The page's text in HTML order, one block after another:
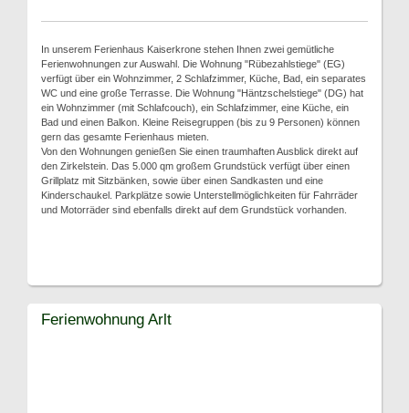
In unserem Ferienhaus Kaiserkrone stehen Ihnen zwei gemütliche
Ferienwohnungen zur Auswahl. Die Wohnung "Rübezahlstiege" (EG)
verfügt über ein Wohnzimmer, 2 Schlafzimmer, Küche, Bad, ein separates
WC und eine große Terrasse. Die Wohnung "Häntzschelstiege" (DG) hat
ein Wohnzimmer (mit Schlafcouch), ein Schlafzimmer, eine Küche, ein
Bad und einen Balkon. Kleine Reisegruppen (bis zu 9 Personen) können
gern das gesamte Ferienhaus mieten.
Von den Wohnungen genießen Sie einen traumhaften Ausblick direkt auf
den Zirkelstein. Das 5.000 qm großem Grundstück verfügt über einen
Grillplatz mit Sitzbänken, sowie über einen Sandkasten und eine
Kinderschaukel. Parkplätze sowie Unterstellmöglichkeiten für Fahrräder
und Motorräder sind ebenfalls direkt auf dem Grundstück vorhanden.
Ferienwohnung Arlt